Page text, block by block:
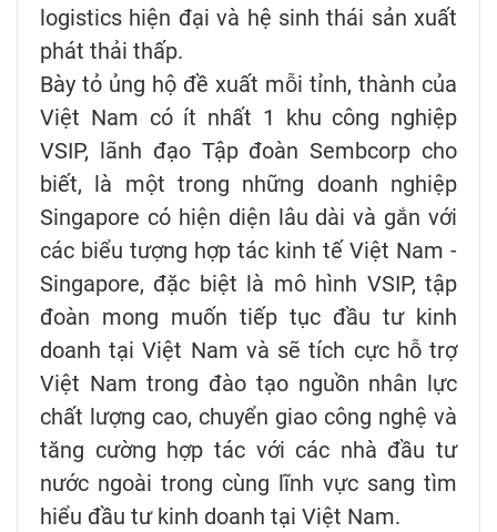
logistics hiện đại và hệ sinh thái sản xuất
phát thải thấp.
Bày tỏ ủng hộ đề xuất mỗi tỉnh, thành của
Việt Nam có ít nhất 1 khu công nghiệp
VSIP, lãnh đạo Tập đoàn Sembcorp cho
biết, là một trong những doanh nghiệp
Singapore có hiện diện lâu dài và gắn với
các biểu tượng hợp tác kinh tế Việt Nam -
Singapore, đặc biệt là mô hình VSIP, tập
đoàn mong muốn tiếp tục đầu tư kinh
doanh tại Việt Nam và sẽ tích cực hỗ trợ
Việt Nam trong đào tạo nguồn nhân lực
chất lượng cao, chuyển giao công nghệ và
tăng cường hợp tác với các nhà đầu tư
nước ngoài trong cùng lĩnh vực sang tìm
hiểu đầu tư kinh doanh tại Việt Nam.